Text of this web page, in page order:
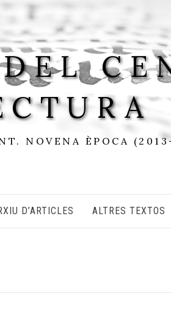
NOVENA ÈPOCA
D’ARTICLES ALTRES TEXTOS